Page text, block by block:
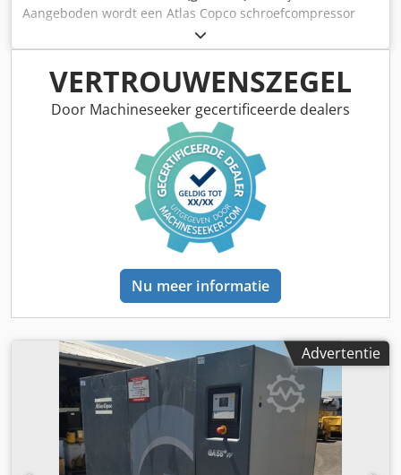
Aangeboden wordt een Atlas Copco schroefcompressor
met geïntegreerde koeldroger, inclusief 500l
persluchtketel. Motorvermogen: 22 kW (30 pk),
volumestroom: 3,84 m³/min (64 l/s), max. bedrijfsdruk: 12,8
bar, bedrijfsuren: 29.897 uur, koelmiddel droger: R134a,
0,95 kg. De compressor is jaarlijks zonder onderbreking
door een gespecialiseerd bedrijf onderhouden.
Documentatie aanwezig. Bezichtiging op afspraak mogelijk.
Crodpfx Anezh Nizetof
VERTROUWENSZEGEL
Door Machineseeker gecertificeerde dealers
Nu meer informatie
Advertentie